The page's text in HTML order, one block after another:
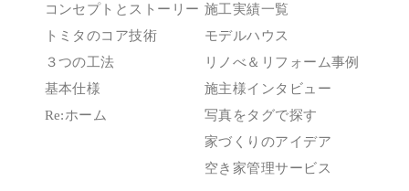
コンセプトとストーリー
トミタのコア技術
３つの工法
基本仕様
Re:ホーム
施工実績一覧
モデルハウス
リノべ＆リフォーム事例
施主様インタビュー
写真をタグで探す
家づくりのアイデア
空き家管理サービス